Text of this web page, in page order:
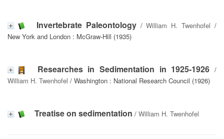
Invertebrate Paleontology/William H. Twenhofel /
New York and London : McGraw-Hill (1935)
Researches in Sedimentation in 1925-1926 /
William H. Twenhofel / Washington : National Research Council (1926)
Treatise on sedimentation / William H. Twenhofel